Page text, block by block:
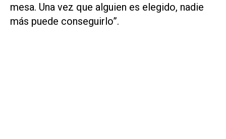
mesa. Una vez que alguien es elegido, nadie
más puede conseguirlo”.